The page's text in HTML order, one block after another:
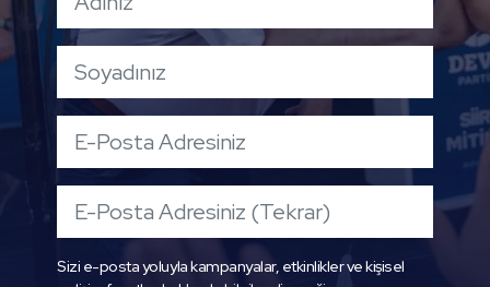
Sizi e-posta yoluyla kampanyalar, etkinlikler ve kişisel